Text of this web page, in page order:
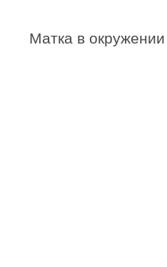
Матка в